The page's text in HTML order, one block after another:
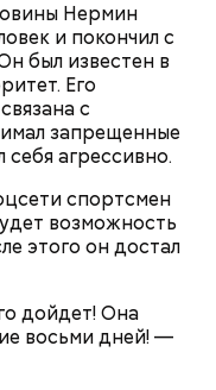
Нермин
и покончил с
был известен в
Его
с
запрещенные
себя агрессивно.
спортсмен
возможность
этого он достал
дойдет! Она
восьми дней! —
туристические
похоже на
туристам не стоит
опасную дозу
никак не
и экологии.
средства для
нелепых и